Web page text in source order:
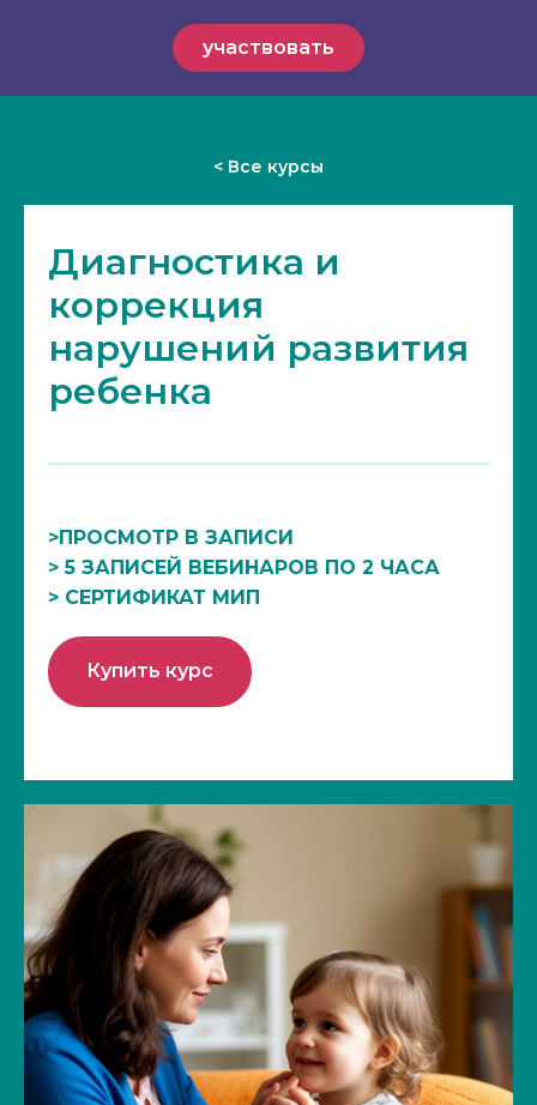
участвовать
< Все курсы
Диагностика и
коррекция
нарушений развития
ребенка
>ПРОСМОТР В ЗАПИСИ
> 5 ЗАПИСЕЙ ВЕБИНАРОВ ПО 2 ЧАСА
> СЕРТИФИКАТ МИП
Купить курс